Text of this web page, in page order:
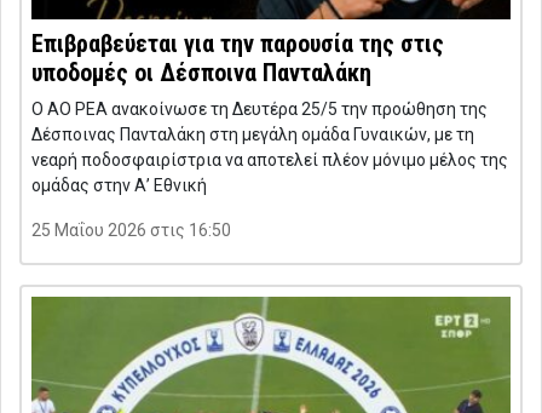
Επιβραβεύεται για την παρουσία της στις
υποδομές οι Δέσποινα Πανταλάκη
Ο ΑΟ ΡΕΑ ανακοίνωσε τη Δευτέρα 25/5 την προώθηση της
Δέσποινας Πανταλάκη στη μεγάλη ομάδα Γυναικών, με τη
νεαρή ποδοσφαιρίστρια να αποτελεί πλέον μόνιμο μέλος της
ομάδας στην Α’ Εθνική
25 Μαΐου 2026 στις 16:50